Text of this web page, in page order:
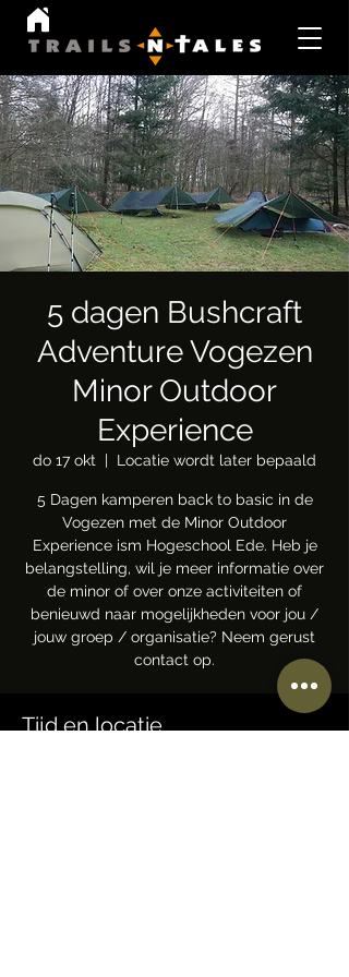
5 dagen Bushcraft
Adventure Vogezen
Minor Outdoor
Experience
do 17 okt
  |
Locatie wordt later bepaald
5 Dagen kamperen back to basic in de
Vogezen met de Minor Outdoor
Experience ism Hogeschool Ede. Heb je
belangstelling, wil je meer informatie over
de minor of over onze activiteiten of
benieuwd naar mogelijkheden voor jou /
jouw groep / organisatie? Neem gerust
contact op.
Tijd en locatie